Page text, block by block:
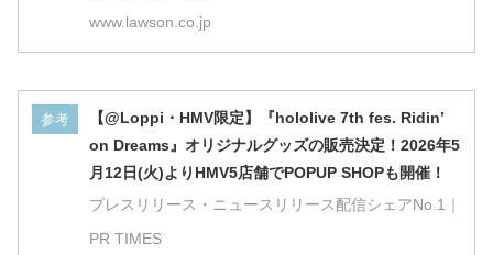
www.lawson.co.jp
参考
【@Loppi・HMV限定】『hololive 7th fes. Ridin’
on Dreams』オリジナルグッズの販売決定！2026年5
月12日(火)よりHMV5店舗でPOPUP SHOPも開催！
プレスリリース・ニュースリリース配信シェアNo.1｜
PR TIMES